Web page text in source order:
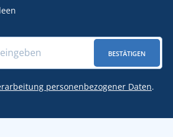
BESTÄTIGEN
personenbezogener Daten.